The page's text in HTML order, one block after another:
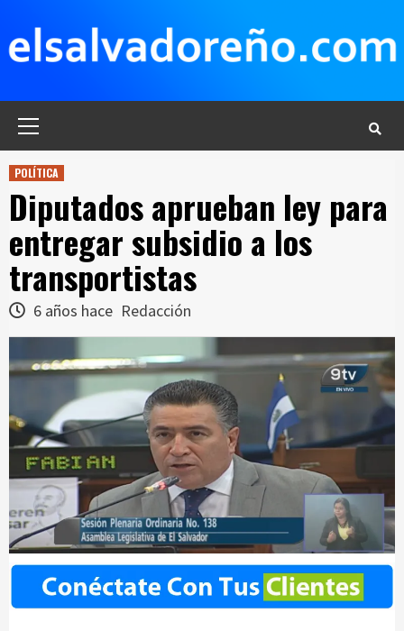
contenido
POLÍTICA
Diputados aprueban ley para
entregar subsidio a los
transportistas
6 años hace Redacción